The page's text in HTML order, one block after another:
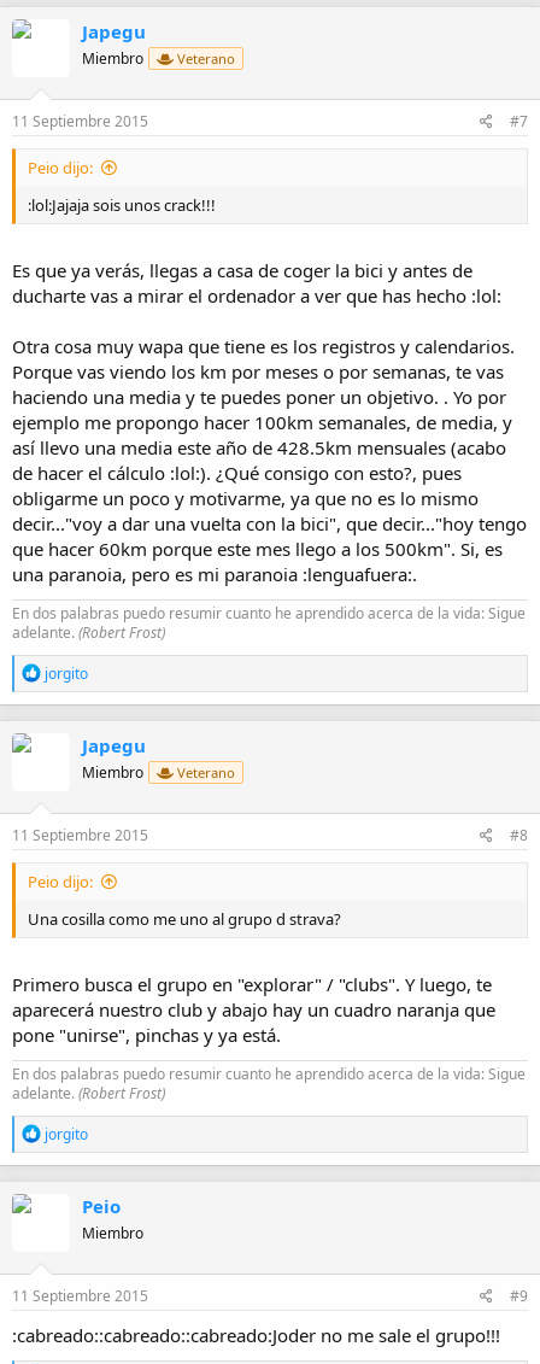
n
s
Japegu
Miembro Veterano
11 Septiembre 2015 #7
Peio dijo:
:lol:Jajaja sois unos crack!!!
Es que ya verás, llegas a casa de coger la bici y antes de
ducharte vas a mirar el ordenador a ver que has hecho :lol:
Otra cosa muy wapa que tiene es los registros y calendarios.
Porque vas viendo los km por meses o por semanas, te vas
haciendo una media y te puedes poner un objetivo. . Yo por
ejemplo me propongo hacer 100km semanales, de media, y
así llevo una media este año de 428.5km mensuales (acabo
de hacer el cálculo :lol:). ¿Qué consigo con esto?, pues
obligarme un poco y motivarme, ya que no es lo mismo
decir..."voy a dar una vuelta con la bici", que decir..."hoy tengo
que hacer 60km porque este mes llego a los 500km". Si, es
una paranoia, pero es mi paranoia :lenguafuera:.
En dos palabras puedo resumir cuanto he aprendido acerca de la vida: Sigue
adelante.(Robert Frost)
R
e
a
n
s
jorgito
Japegu
Miembro Veterano
11 Septiembre 2015 #8
Peio dijo:
Una cosilla como me uno al grupo d strava?
Primero busca el grupo en "explorar" / "clubs". Y luego, te
aparecerá nuestro club y abajo hay un cuadro naranja que
pone "unirse", pinchas y ya está.
En dos palabras puedo resumir cuanto he aprendido acerca de la vida: Sigue
adelante.(Robert Frost)
R
e
a
n
s
jorgito
Peio
Miembro
11 Septiembre 2015 #9
:cabreado::cabreado::cabreado:Joder no me sale el grupo!!!